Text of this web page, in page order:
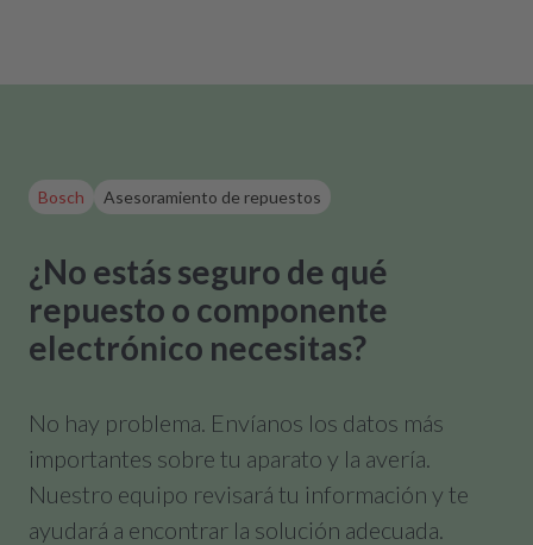
Bosch Asesoramiento de repuestos
¿No estás seguro de qué
repuesto o componente
electrónico necesitas?
No hay problema. Envíanos los datos más
importantes sobre tu aparato y la avería.
Nuestro equipo revisará tu información y te
ayudará a encontrar la solución adecuada.